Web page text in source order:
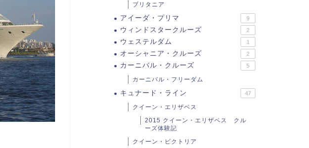
ブリタニア
アイーダ・プリマ 9
ウィンドスタークルーズ 2
ウェステルダム 1
オーシャニア・クルーズ 2
カーニバル・クルーズ 5
カーニバル・フリーダム
キュナード・ライン 47
クイーン・エリザベス
2015 クイーン・エリザベス クル
ーズ体験記
クイーン・ビクトリア